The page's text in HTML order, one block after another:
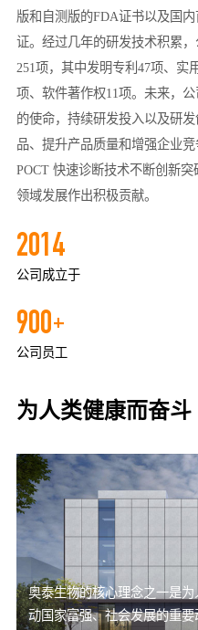
版和自测版的FDA证书以及国
证。经过几年的研发技术积累
251项，其中发明专利47项、实
项、软件著作权11项。未来，
的使命，持续研发投入以及研
品、提升产品质量和增强企业
POCT 快速诊断技术不断创新
领域发展作出积极贡献。
2014
公司成立于
900+
公司员工
为人类健康而奋斗
奥泰生物的核心理念之一是
动国家富强、社会发展的重